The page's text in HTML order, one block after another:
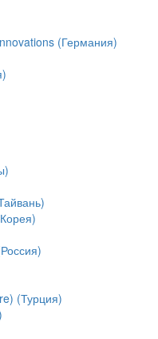
(Германия)
(Турция)